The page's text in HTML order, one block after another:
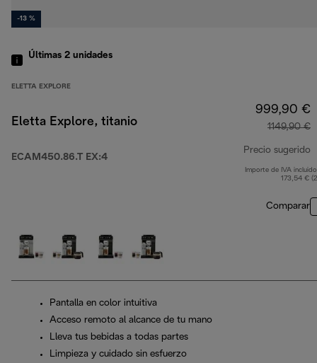
-13 %
Últimas 2 unidades
ELETTA EXPLORE
Eletta Explore, titanio
ECAM450.86.T EX:4
999,90 €
1149,90 €
Precio sugerido
Importe de IVA
173,54 €
Comparar
Pantalla en color intuitiva
Acceso remoto al alcance de tu mano
Lleva tus bebidas a todas partes
Limpieza y cuidado sin esfuerzo